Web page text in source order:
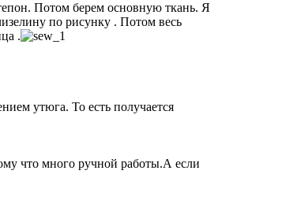
Потом берем основную ткань. Я
по рисунку . Потом весь
.
утюга. То есть получается
что много ручной работы.А если